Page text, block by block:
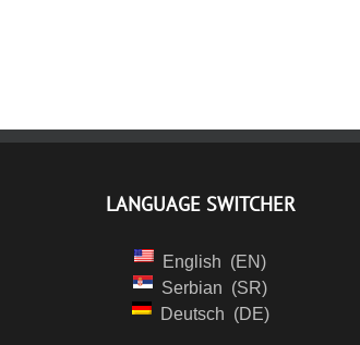
LANGUAGE SWITCHER
English
EN
Serbian
SR
Deutsch
DE